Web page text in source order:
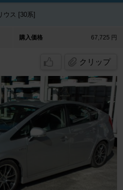
ウス [30系]
購入価格 67,725 円
クリップ